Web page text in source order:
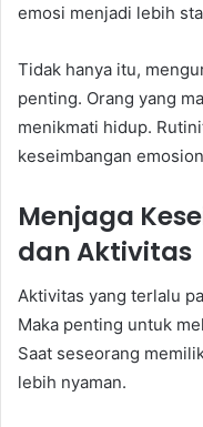
emosi menjadi lebih
Tidak hanya itu,
penting. Orang yang
menikmati hidup.
keseimbangan
Menjaga
dan Aktivitas
Aktivitas yang terlalu
Maka penting untuk
Saat seseorang
lebih nyaman.